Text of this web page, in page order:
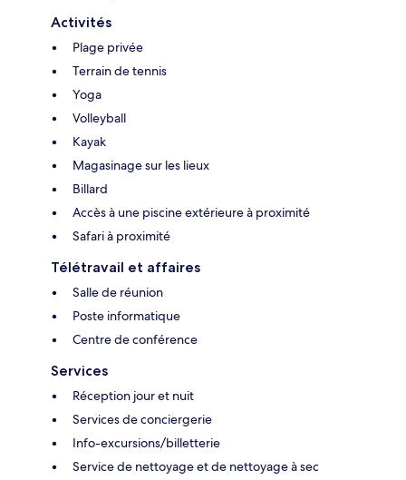
Activités
Plage privée
Terrain de tennis
Yoga
Volleyball
Kayak
Magasinage sur les lieux
Billard
Accès à une piscine extérieure à proximité
Safari à proximité
Télétravail et affaires
Salle de réunion
Poste informatique
Centre de conférence
Services
Réception jour et nuit
Services de conciergerie
Info-excursions/billetterie
Service de nettoyage et de nettoyage à sec